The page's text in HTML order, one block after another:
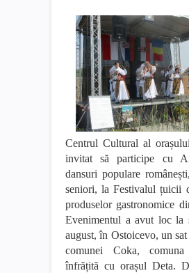
Centrul Cultural al
invitat să participe cu
dansuri populare
seniori, la Festivalul țuicii
produselor gastronomice
Evenimentul a avut loc la
august, în Ostoicevo, un
comunei Coka,
înfrățită cu orașul Deta.